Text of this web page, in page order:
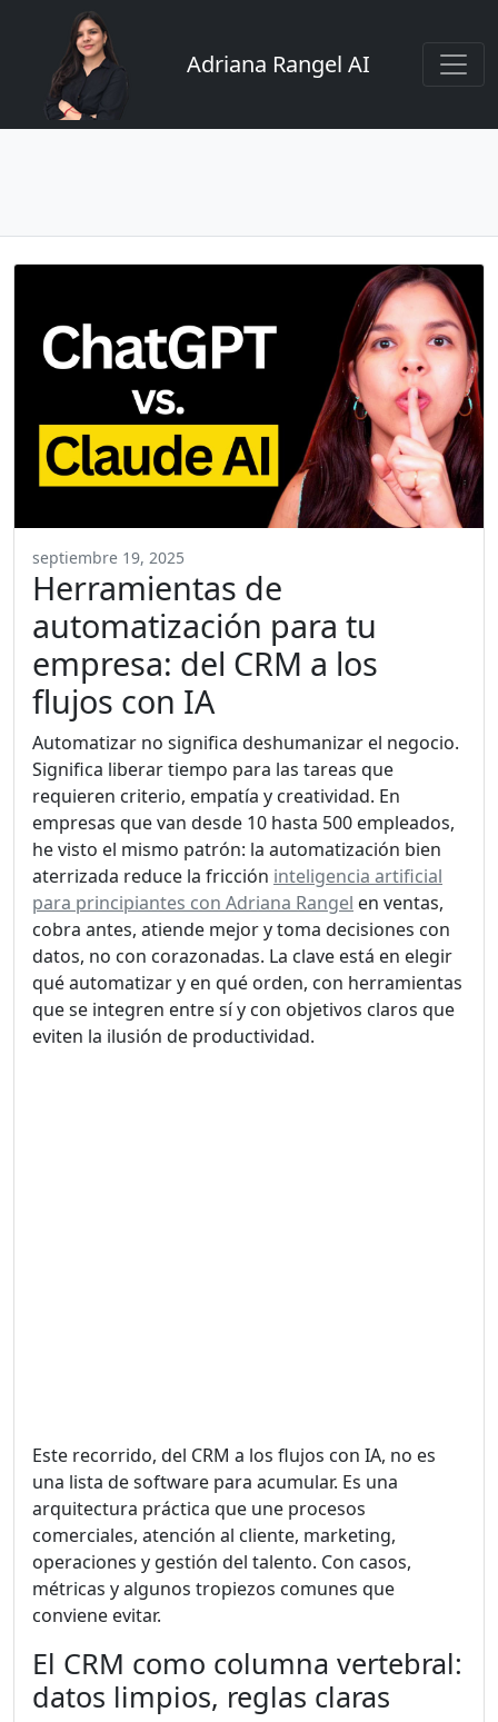
Adriana Rangel AI
septiembre 19, 2025
Herramientas de
automatización para tu
empresa: del CRM a los
flujos con IA
Automatizar no significa deshumanizar el negocio.
Significa liberar tiempo para las tareas que
requieren criterio, empatía y creatividad. En
empresas que van desde 10 hasta 500 empleados,
he visto el mismo patrón: la automatización bien
aterrizada reduce la fricción inteligencia artificial
para principiantes con Adriana Rangel en ventas,
cobra antes, atiende mejor y toma decisiones con
datos, no con corazonadas. La clave está en elegir
qué automatizar y en qué orden, con herramientas
que se integren entre sí y con objetivos claros que
eviten la ilusión de productividad.
Este recorrido, del CRM a los flujos con IA, no es
una lista de software para acumular. Es una
arquitectura práctica que une procesos
comerciales, atención al cliente, marketing,
operaciones y gestión del talento. Con casos,
métricas y algunos tropiezos comunes que
conviene evitar.
El CRM como columna vertebral:
datos limpios, reglas claras